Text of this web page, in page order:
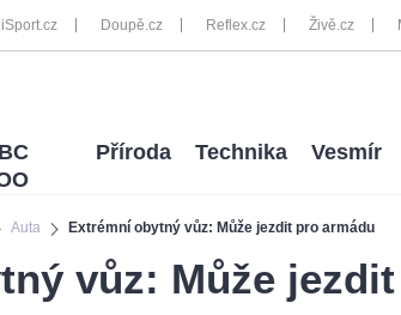
iSport.cz Doupě.cz Reflex.cz Živě.cz
Auta Extrémní obytný vůz: Může jezdit pro armádu
Příroda Technika Vesmír
vůz: Může